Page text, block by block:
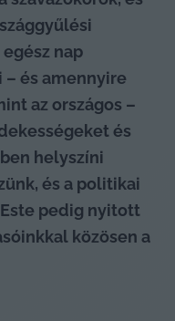
egész nap
és amennyire
az országos –
és
helyszíni
és a politikai
közösen a